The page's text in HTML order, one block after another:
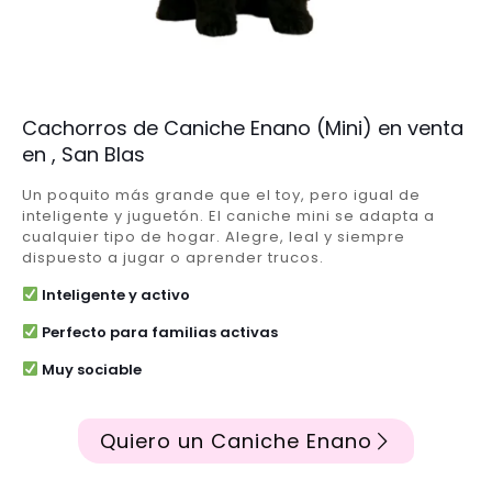
Cachorros de Caniche Enano (Mini) en venta
en , San Blas
Un poquito más grande que el toy, pero igual de
inteligente y juguetón. El caniche mini se adapta a
cualquier tipo de hogar. Alegre, leal y siempre
dispuesto a jugar o aprender trucos.
Inteligente y activo
Perfecto para familias activas
Muy sociable
Quiero un Caniche Enano